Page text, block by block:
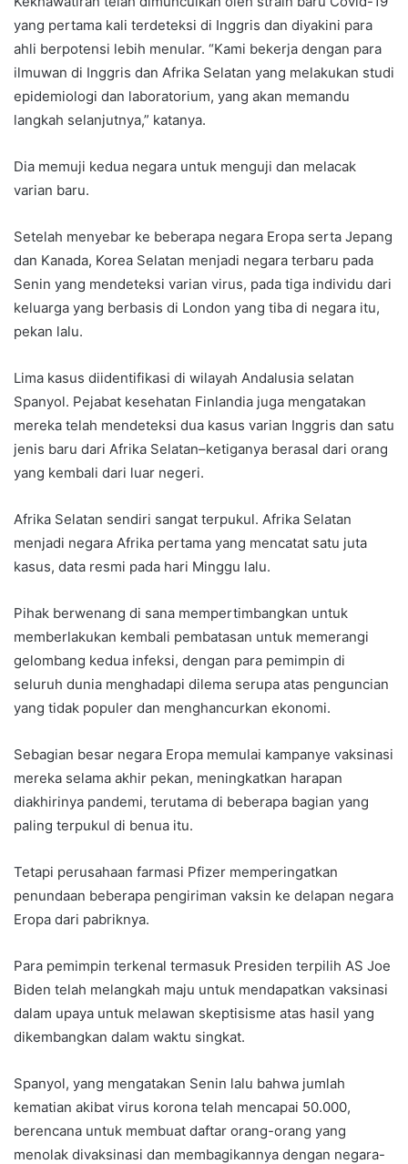
yang pertama kali terdeteksi di Inggris dan diyakini para
ahli berpotensi lebih menular. “Kami bekerja dengan para
ilmuwan di Inggris dan Afrika Selatan yang melakukan studi
epidemiologi dan laboratorium, yang akan memandu
langkah selanjutnya,” katanya.
Dia memuji kedua negara untuk menguji dan melacak
varian baru.
Setelah menyebar ke beberapa negara Eropa serta Jepang
dan Kanada, Korea Selatan menjadi negara terbaru pada
Senin yang mendeteksi varian virus, pada tiga individu dari
keluarga yang berbasis di London yang tiba di negara itu,
pekan lalu.
Lima kasus diidentifikasi di wilayah Andalusia selatan
Spanyol. Pejabat kesehatan Finlandia juga mengatakan
mereka telah mendeteksi dua kasus varian Inggris dan satu
jenis baru dari Afrika Selatan–ketiganya berasal dari orang
yang kembali dari luar negeri.
Afrika Selatan sendiri sangat terpukul. Afrika Selatan
menjadi negara Afrika pertama yang mencatat satu juta
kasus, data resmi pada hari Minggu lalu.
Pihak berwenang di sana mempertimbangkan untuk
memberlakukan kembali pembatasan untuk memerangi
gelombang kedua infeksi, dengan para pemimpin di
seluruh dunia menghadapi dilema serupa atas penguncian
yang tidak populer dan menghancurkan ekonomi.
Sebagian besar negara Eropa memulai kampanye vaksinasi
mereka selama akhir pekan, meningkatkan harapan
diakhirinya pandemi, terutama di beberapa bagian yang
paling terpukul di benua itu.
Tetapi perusahaan farmasi Pfizer memperingatkan
penundaan beberapa pengiriman vaksin ke delapan negara
Eropa dari pabriknya.
Para pemimpin terkenal termasuk Presiden terpilih AS Joe
Biden telah melangkah maju untuk mendapatkan vaksinasi
dalam upaya untuk melawan skeptisisme atas hasil yang
dikembangkan dalam waktu singkat.
Spanyol, yang mengatakan Senin lalu bahwa jumlah
kematian akibat virus korona telah mencapai 50.000,
berencana untuk membuat daftar orang-orang yang
menolak divaksinasi dan membagikannya dengan negara-